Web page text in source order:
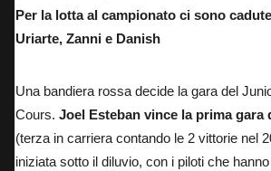
Per la lotta al campionato ci sono
Uriarte, Zanni e Danish
Una bandiera rossa decide la gara del
Cours. Joel Esteban vince la prima gara
(terza in carriera contando le 2 vittorie nel
iniziata sotto il diluvio, con i piloti che